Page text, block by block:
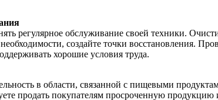
регулярное обслуживание своей техники.
создайте точки восстановления.
хорошие условия труда.
в области, связанной с пищевыми
продать покупателям просроченную